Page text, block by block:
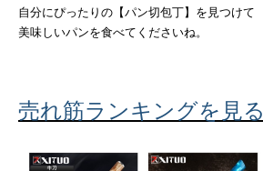
自分にぴったりの【パン切包丁】を見つけて
美味しいパンを食べてくださいね。
売れ筋ランキングを見る